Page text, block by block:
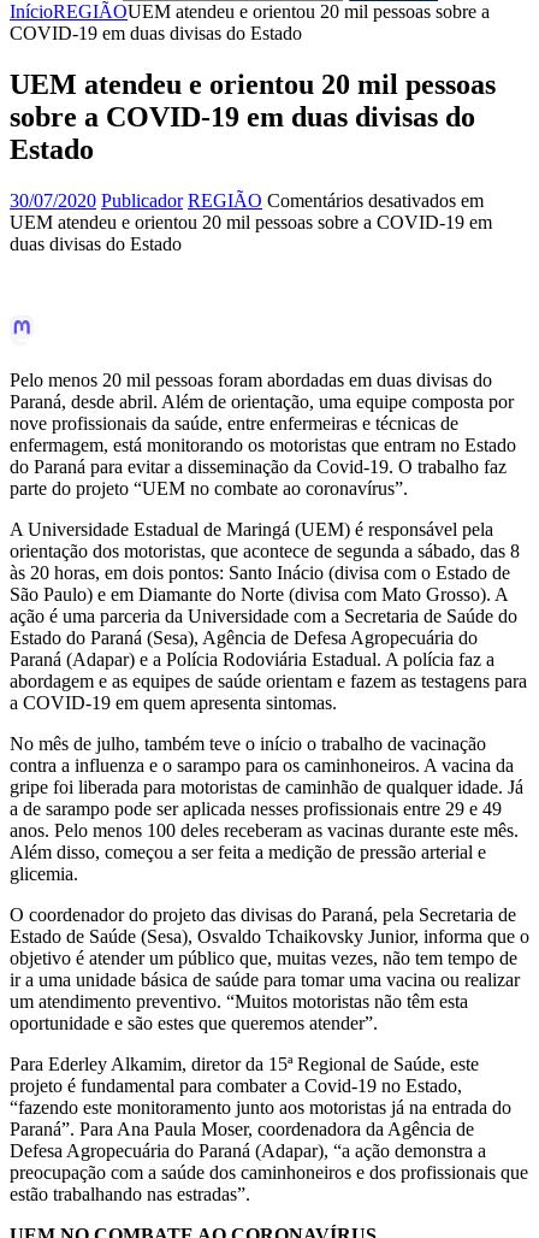
InícioREGIÃOUEM atendeu e orientou 20 mil pessoas sobre a
COVID-19 em duas divisas do Estado
UEM atendeu e orientou 20 mil pessoas
sobre a COVID-19 em duas divisas do
Estado
30/07/2020 Publicador REGIÃO Comentários desativados em
UEM atendeu e orientou 20 mil pessoas sobre a COVID-19 em
duas divisas do Estado
Pelo menos 20 mil pessoas foram abordadas em duas divisas do
Paraná, desde abril. Além de orientação, uma equipe composta por
nove profissionais da saúde, entre enfermeiras e técnicas de
enfermagem, está monitorando os motoristas que entram no Estado
do Paraná para evitar a disseminação da Covid-19. O trabalho faz
parte do projeto “UEM no combate ao coronavírus”.
A Universidade Estadual de Maringá (UEM) é responsável pela
orientação dos motoristas, que acontece de segunda a sábado, das 8
às 20 horas, em dois pontos: Santo Inácio (divisa com o Estado de
São Paulo) e em Diamante do Norte (divisa com Mato Grosso). A
ação é uma parceria da Universidade com a Secretaria de Saúde do
Estado do Paraná (Sesa), Agência de Defesa Agropecuária do
Paraná (Adapar) e a Polícia Rodoviária Estadual. A polícia faz a
abordagem e as equipes de saúde orientam e fazem as testagens para
a COVID-19 em quem apresenta sintomas.
No mês de julho, também teve o início o trabalho de vacinação
contra a influenza e o sarampo para os caminhoneiros. A vacina da
gripe foi liberada para motoristas de caminhão de qualquer idade. Já
a de sarampo pode ser aplicada nesses profissionais entre 29 e 49
anos. Pelo menos 100 deles receberam as vacinas durante este mês.
Além disso, começou a ser feita a medição de pressão arterial e
glicemia.
O coordenador do projeto das divisas do Paraná, pela Secretaria de
Estado de Saúde (Sesa), Osvaldo Tchaikovsky Junior, informa que o
objetivo é atender um público que, muitas vezes, não tem tempo de
ir a uma unidade básica de saúde para tomar uma vacina ou realizar
um atendimento preventivo. “Muitos motoristas não têm esta
oportunidade e são estes que queremos atender”.
Para Ederley Alkamim, diretor da 15ª Regional de Saúde, este
projeto é fundamental para combater a Covid-19 no Estado,
“fazendo este monitoramento junto aos motoristas já na entrada do
Paraná”. Para Ana Paula Moser, coordenadora da Agência de
Defesa Agropecuária do Paraná (Adapar), “a ação demonstra a
preocupação com a saúde dos caminhoneiros e dos profissionais que
estão trabalhando nas estradas”.